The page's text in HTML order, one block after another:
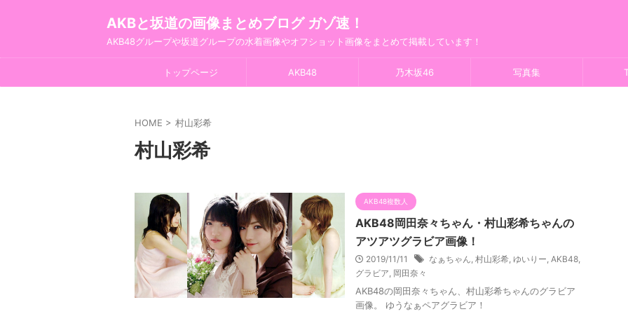
AKBと坂道の画像まとめブログ ガゾ速！
AKB48グループや坂道グループの水着画像やオフショット画像をまとめて掲載しています！
トップページ AKB48 乃木坂46 写真集
HOME > 村山彩希
村山彩希
AKB48複数人
AKB48岡田奈々ちゃん・村山彩希ちゃんの
アツアツグラビア画像！
2019/11/11 なぁちゃん, 村山彩希, ゆいりー, AKB48,
グラビア, 岡田奈々
AKB48の岡田奈々ちゃん、村山彩希ちゃんのグラビア
画像。 ゆうなぁペアグラビア！